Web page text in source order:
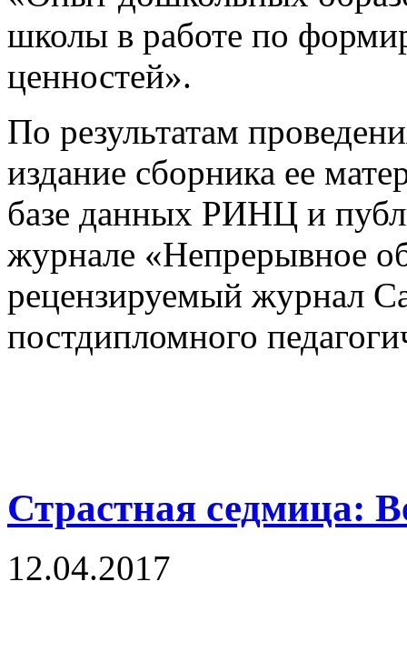
школы в работе по
ценностей».
По результатам
издание сборника ее
базе данных РИНЦ и
журнале «Непрерывное
рецензируемый журнал
постдипломного
Страстная седмица:
12.04.2017